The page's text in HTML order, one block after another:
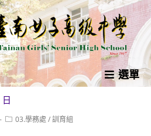
選單
Post03.學務處 /訓育組